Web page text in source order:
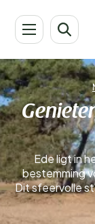
Ede ligt in
bestemming
Dit sfeervolle
met een
bossen,